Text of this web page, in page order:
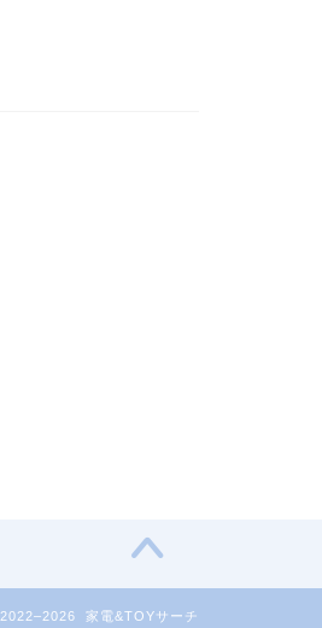
2022–2026 家電&TOYサーチ